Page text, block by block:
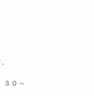
３０～